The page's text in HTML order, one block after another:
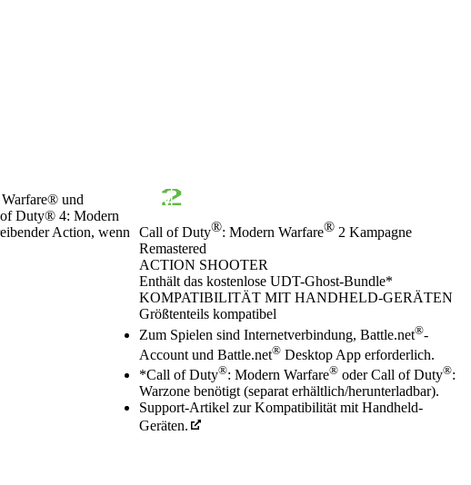
Call of Duty®: Modern Warfare® 2 Kampagne
Remastered
ACTION SHOOTER
Product Notification
Enthält das kostenlose UDT-Ghost-Bundle*
Preis
Available actions
KOMPATIBILITÄT MIT HANDHELD-GERÄTEN
Größtenteils kompatibel
Zum Spielen sind Internetverbindung, Battle.net®-
Account und Battle.net® Desktop App erforderlich.
*Call of Duty®: Modern Warfare® oder Call of Duty®:
Warzone benötigt (separat erhältlich/herunterladbar).
Support-Artikel zur Kompatibilität mit Handheld-
Geräten.
und
of Duty® 4: Modern
Action, wenn